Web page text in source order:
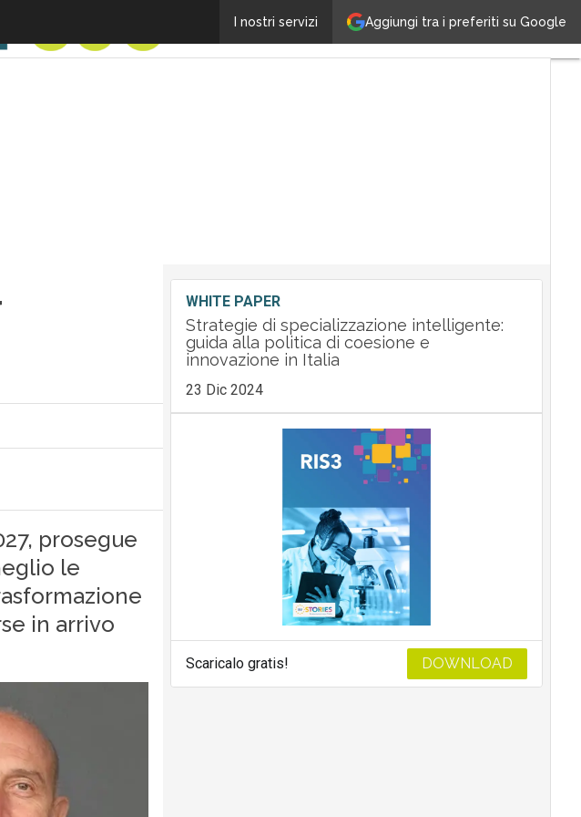
Aggiungi tra i preferiti su Google
I nostri servizi
HiSolution ingloba ICT Plus per arricchire l’offerta
prosegue
le
in arrivo
WHITE PAPER
Strategie di specializzazione intelligente:
guida alla politica di coesione e
innovazione in Italia
23 Dic 2024
Scaricalo gratis! DOWNLOAD